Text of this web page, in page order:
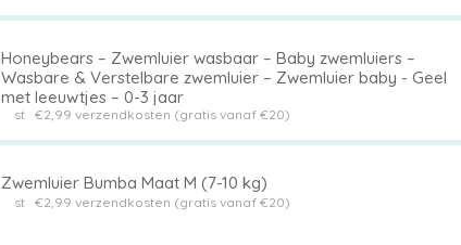
Honeybears – Zwemluier wasbaar – Baby zwemluiers –
Wasbare & Verstelbare zwemluier – Zwemluier baby - Geel
met leeuwtjes – 0-3 jaar
€2,99 verzendkosten (gratis vanaf €20)
Zwemluier Bumba Maat M (7-10 kg)
€2,99 verzendkosten (gratis vanaf €20)